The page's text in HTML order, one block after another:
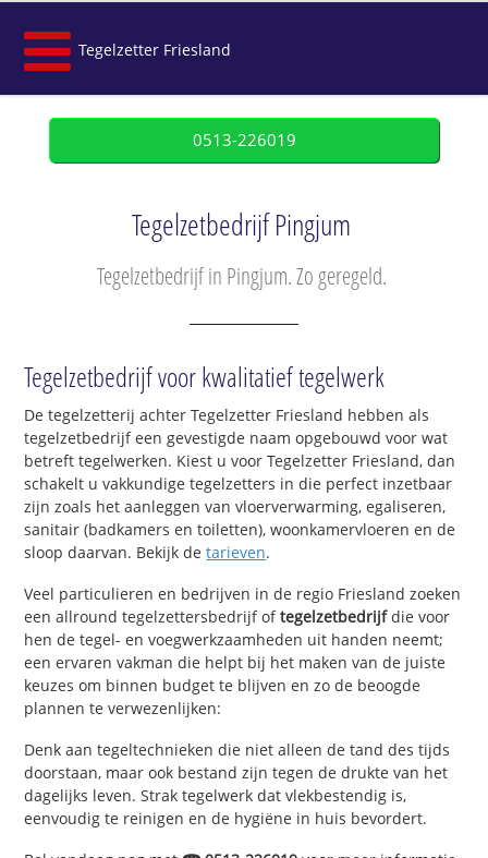
Tegelzetter Friesland
0513-226019
Tegelzetbedrijf Pingjum
Tegelzetbedrijf in Pingjum. Zo geregeld.
Tegelzetbedrijf voor kwalitatief tegelwerk
De tegelzetterij achter Tegelzetter Friesland hebben als
tegelzetbedrijf een gevestigde naam opgebouwd voor wat
betreft tegelwerken. Kiest u voor Tegelzetter Friesland, dan
schakelt u vakkundige tegelzetters in die perfect inzetbaar
zijn zoals het aanleggen van vloerverwarming, egaliseren,
sanitair (badkamers en toiletten), woonkamervloeren en de
sloop daarvan. Bekijk detarieven.
Veel particulieren en bedrijven in de regio Friesland zoeken
een allround tegelzettersbedrijf oftegelzetbedrijfdie voor
hen de tegel- en voegwerkzaamheden uit handen neemt;
een ervaren vakman die helpt bij het maken van de juiste
keuzes om binnen budget te blijven en zo de beoogde
plannen te verwezenlijken:
Denk aan tegeltechnieken die niet alleen de tand des tijds
doorstaan, maar ook bestand zijn tegen de drukte van het
dagelijks leven. Strak tegelwerk dat vlekbestendig is,
eenvoudig te reinigen en de hygiëne in huis bevordert.